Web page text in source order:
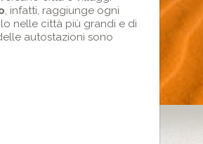
, infatti, raggiunge ogni
nelle città più grandi e di
autostazioni sono